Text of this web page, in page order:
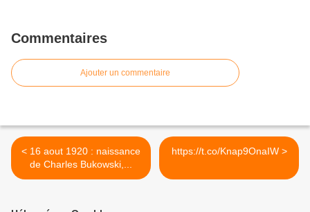
Commentaires
Ajouter un commentaire
< 16 aout 1920 : naissance
de Charles Bukowski,...
https://t.co/Knap9OnaIW >